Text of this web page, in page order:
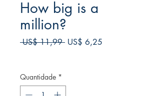
How big is a
million?
US$ 11,99 Preço
US$ 6,25
Quantidade *